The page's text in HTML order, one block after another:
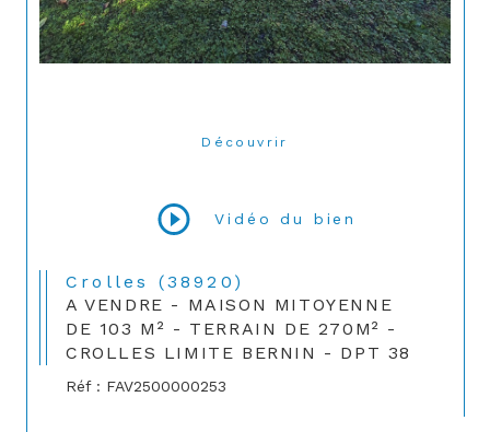
Découvrir
Vidéo du bien
Crolles (38920)
A VENDRE - MAISON MITOYENNE
DE 103 M² - TERRAIN DE 270M² -
CROLLES LIMITE BERNIN - DPT 38
Réf : FAV2500000253